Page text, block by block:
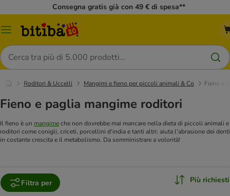
Consegna gratis già con 49 € di spesa**
Overview
Cerca
Roditori & Uccelli Mangimi e fieno per piccoli animali & Co Fieno e
Fieno e paglia mangime roditori
Il fieno è un mangimeche non dovrebbe mai mancare nella dieta di piccoli animali e
roditori come conigli, criceti, porcellini d'india e tanti altri: aiuta l'abrasione dei denti
in costante crescita e il metabolismo. Da somministrare a volontà!
Filtra per Più richiesti